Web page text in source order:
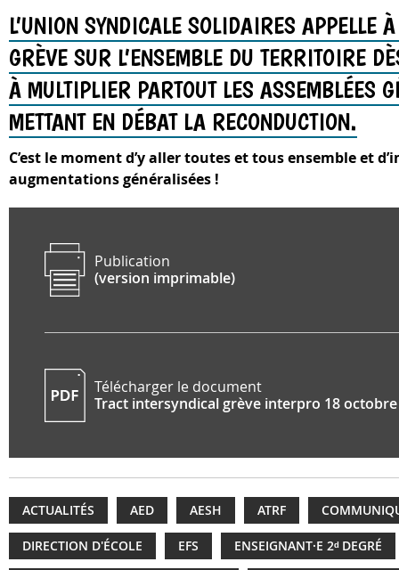
L’UNION SYNDICALE SOLIDAIRES APPELLE
GRÈVE SUR L’ENSEMBLE DU TERRITOIRE
À MULTIPLIER PARTOUT LES ASSEMBLÉES
METTANT EN DÉBAT LA RECONDUCTION.
C’est le moment d’y aller toutes et tous ensemble et
augmentations généralisées !
Publication
(version imprimable)
Télécharger le document
Tract intersyndical grève interpro 18
ACTUALITÉS AED AESH ATRF
DIRECTION D'ÉCOLE EFS ENSEIGNANT·E 2ᵈ DEGRÉ